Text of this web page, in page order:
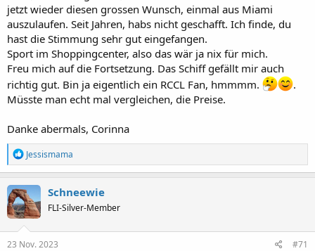
jetzt wieder diesen grossen Wunsch, einmal aus Miami
auszulaufen. Seit Jahren, habs nicht geschafft. Ich finde, du
hast die Stimmung sehr gut eingefangen.
Sport im Shoppingcenter, also das wär ja nix für mich.
Freu mich auf die Fortsetzung. Das Schiff gefällt mir auch
richtig gut. Bin ja eigentlich ein RCCL Fan, hmmmm.
.
Müsste man echt mal vergleichen, die Preise.
Danke abermals, Corinna
R
e
a
k
t
i
o
n
e
Jessismama
Schneewie
FLI-Silver-Member
23 Nov. 2023 #71